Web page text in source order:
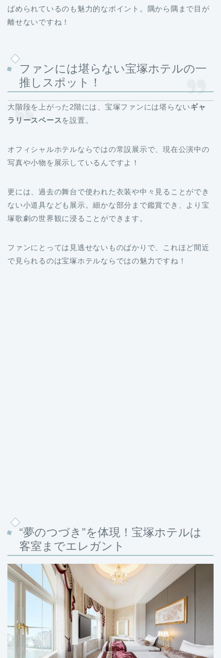
ばめられているのも魅力的なポイント。隅から隅まで目が
離せないですね！
ファンには堪らない宝塚ホテルの一
推しスポット！
大階段を上がった2階には、宝塚ファンには堪らないギャ
ラリースペースを設置。
オフィシャルホテルならではの常設展示で、現在公演中の
写真や小物を展示しているんですよ！
更には、過去の舞台で使われた衣装や中々見ることができ
ない小道具なども展示。細かな部分まで鑑賞でき、より宝
塚歌劇の世界観に浸ることができます。
ファンにとっては見逃せないものばかりで、これほど間近
で見られるのは宝塚ホテルならではの魅力ですね！
“夢のつづき”を体現！宝塚ホテルは
客室までエレガント